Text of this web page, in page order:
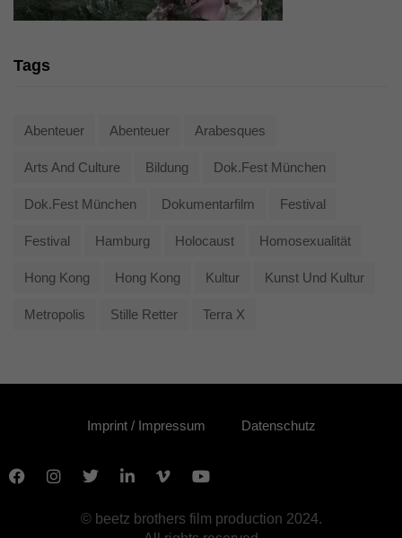
Tags
Abenteuer Abenteuer Arabesques
Arts And Culture Bildung Dok.fest München
Dok.fest München Dokumentarfilm Festival
Festival Hamburg Holocaust Homosexualität
Hong Kong Hong Kong Kultur Kunst Und Kultur
Metropolis Stille Retter Terra X
Imprint / Impressum Datenschutz
© beetz brothers film production 2024.